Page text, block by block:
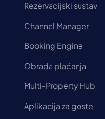
Rezervacijski sustav
Channel Manager
Booking Engine
Obrada plaćanja
Multi-Property Hub
Aplikacija za goste